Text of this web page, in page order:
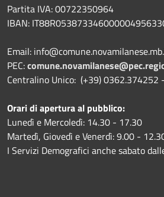
Partita IVA: 00722350964
IBAN:
Email:
PEC:
Centralino Unico: (+39) 0362.374252
Orari di apertura al pubblico:
Lunedì e Mercoledì: 14.30 - 17.30
Martedì, Giovedì e Venerdì: 9.00 -
I Servizi Demografici anche sabato